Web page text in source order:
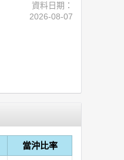
資料日期：
2026-08-07
當沖比率